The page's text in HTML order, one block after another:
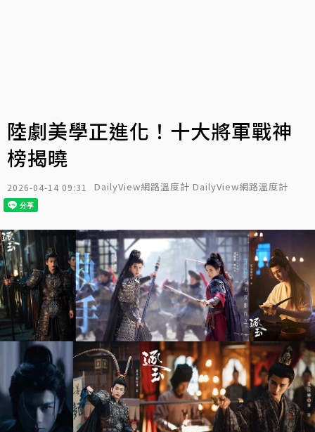
陸劇美學正進化！十大將軍戰神
榜揭曉
2026-04-14 09:31 DailyView網路溫度計 DailyView網路溫度計